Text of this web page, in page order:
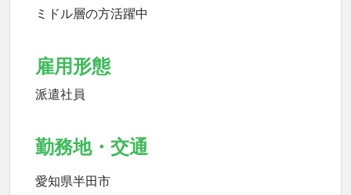
ミドル層の方活躍中
雇用形態
派遣社員
勤務地・交通
愛知県半田市